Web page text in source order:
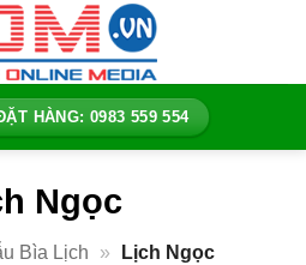
HÀNG: 0983 559 554
Ngọc
Bìa Lịch » Lịch Ngọc